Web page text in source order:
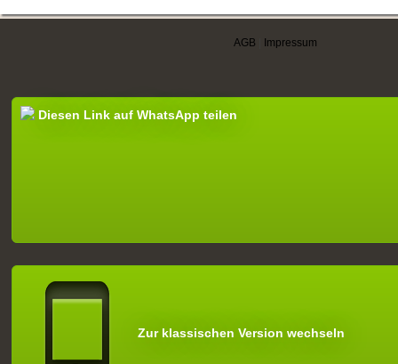
AGB Impressum
Diesen Link auf WhatsApp teilen
Zur klassischen Version wechseln